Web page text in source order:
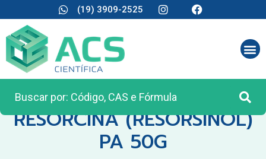
(19) 3909-2525
CATEGORIA:REAGENTES ANALÍTICOS
RESORCINA (RESORSINOL)
PA 50G